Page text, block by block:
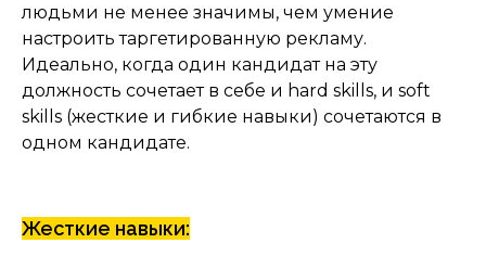
людьми не менее значимы, чем умение
настроить таргетированную рекламу.
Идеально, когда один кандидат на эту
должность сочетает в себе и hard skills, и soft
skills (жесткие и гибкие навыки) сочетаются в
одном кандидате.
Жесткие навыки: